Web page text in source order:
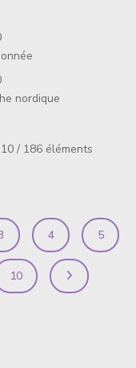
nordique
/ 186 éléments
4 5
10